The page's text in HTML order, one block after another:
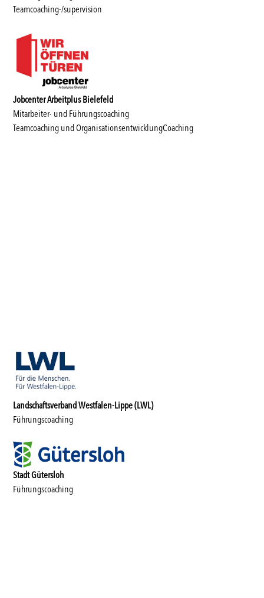
Teamcoaching-/supervision
Jobcenter Arbeitplus Bielefeld
Mitarbeiter- und Führungscoaching
Teamcoaching und OrganisationsentwicklungCoaching
Landschaftsverband Westfalen-Lippe (LWL)
Führungscoaching
Stadt Gütersloh
Führungscoaching